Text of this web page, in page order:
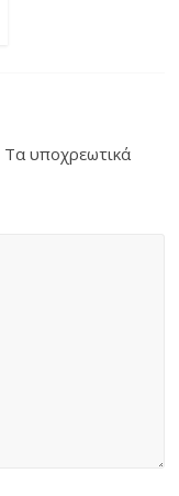
Τα υποχρεωτικά